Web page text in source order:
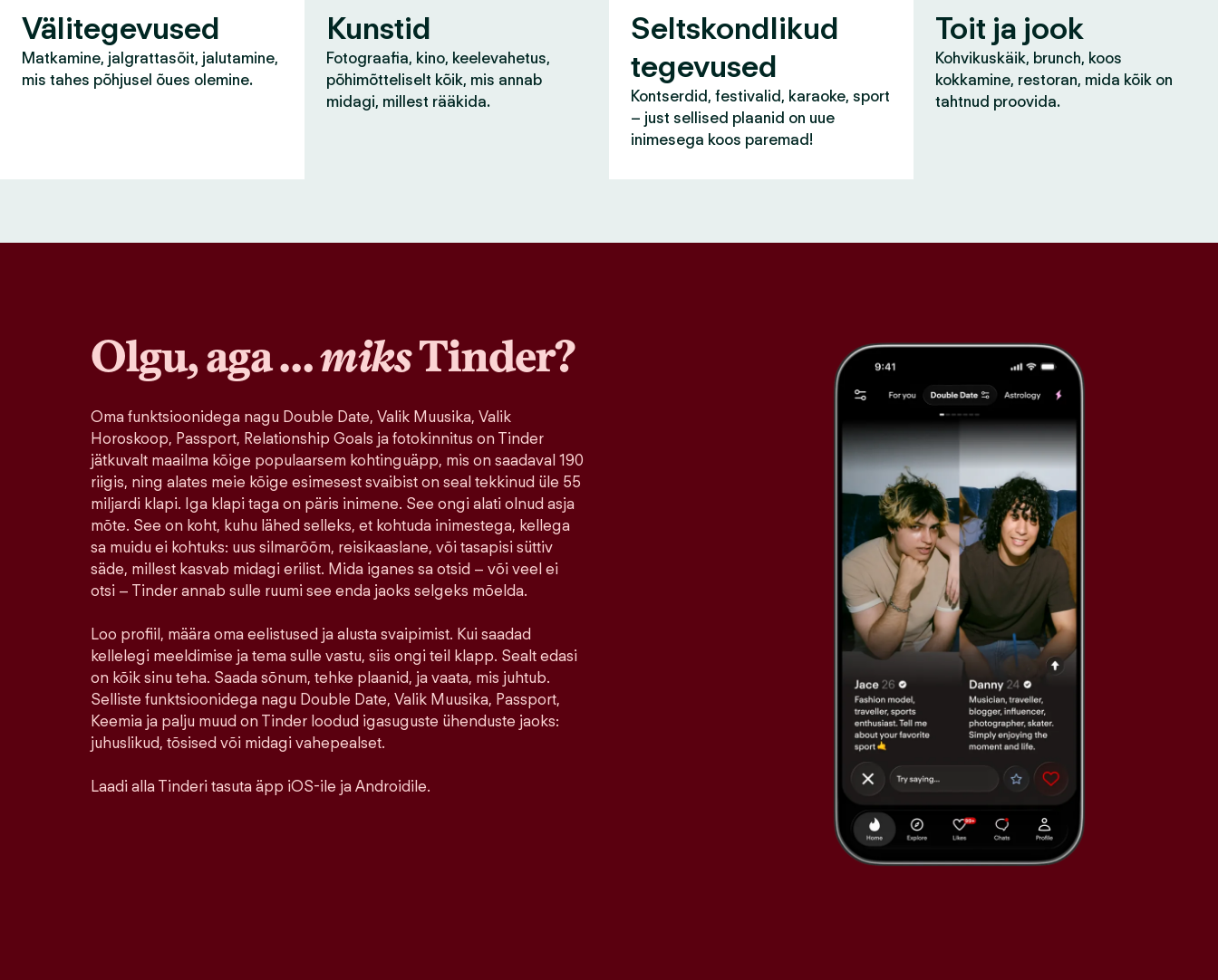
Välitegevused
Matkamine, jalgrattasõit, jalutamine,
mis tahes põhjusel õues olemine.
Kunstid
Fotograafia, kino, keelevahetus,
põhimõtteliselt kõik, mis annab
midagi, millest rääkida.
Seltskondlikud
tegevused
Kontserdid, festivalid, karaoke, sport
– just sellised plaanid on uue
inimesega koos paremad!
Toit ja jook
Kohvikuskäik, brunch, koos
kokkamine, restoran, mida kõik on
tahtnud proovida.
Olgu, aga …miksTinder?
Oma funktsioonidega nagu Double Date, Valik Muusika, Valik
Horoskoop, Passport, Relationship Goals ja fotokinnitus on Tinder
jätkuvalt maailma kõige populaarsem kohtinguäpp, mis on saadaval 190
riigis, ning alates meie kõige esimesest svaibist on seal tekkinud üle 55
miljardi klapi. Iga klapi taga on päris inimene. See ongi alati olnud asja
mõte. See on koht, kuhu lähed selleks, et kohtuda inimestega, kellega
sa muidu ei kohtuks: uus silmarõõm, reisikaaslane, või tasapisi süttiv
säde, millest kasvab midagi erilist. Mida iganes sa otsid – või veel ei
otsi – Tinder annab sulle ruumi see enda jaoks selgeks mõelda.
Loo profiil, määra oma eelistused ja alusta svaipimist. Kui saadad
kellelegi meeldimise ja tema sulle vastu, siis ongi teil klapp. Sealt edasi
on kõik sinu teha. Saada sõnum, tehke plaanid, ja vaata, mis juhtub.
Selliste funktsioonidega nagu Double Date, Valik Muusika, Passport,
Keemia ja palju muud on Tinder loodud igasuguste ühenduste jaoks:
juhuslikud, tõsised või midagi vahepealset.
Laadi alla Tinderi tasuta äpp iOS-ile ja Androidile.